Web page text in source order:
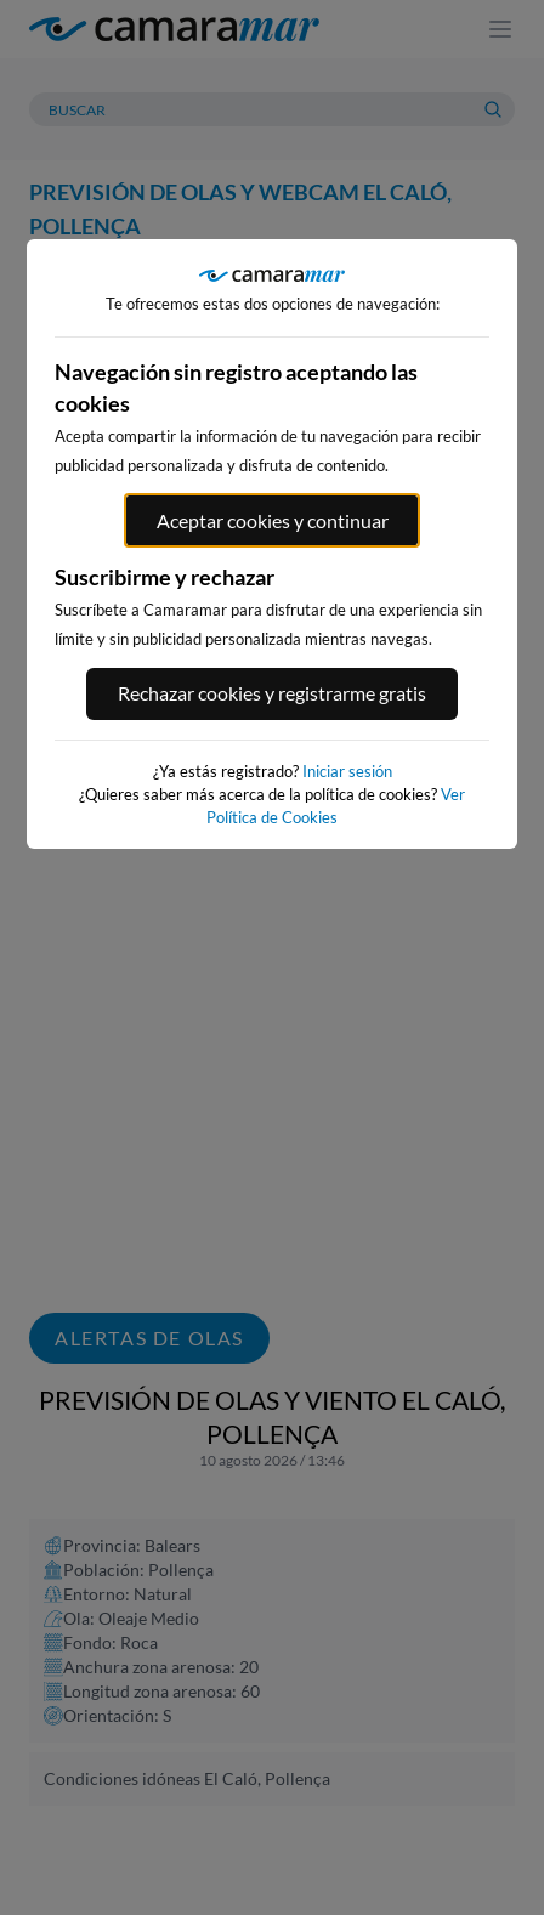
PREVISIÓN DE OLAS Y WEBCAM EL CALÓ,
POLLENÇA
PREVISIÓN METEOROLOGÍA
WEBCAM EL CALÓ, POLLENÇA
WEBCAMS CERCANAS
PORT ANDRATX
74km · Andratx
PLAYA DE SITGES
0.1 m CHOPI
ALERTAS DE OLAS
PREVISIÓN DE OLAS Y VIENTO EL CALÓ,
POLLENÇA
10 agosto 2026 / 13:46
Provincia: Balears
Población: Pollença
Entorno: Natural
Ola: Oleaje Medio
Fondo: Roca
Anchura zona arenosa: 20
Longitud zona arenosa: 60
Orientación: S
Condiciones idóneas El Caló, Pollença
Te ofrecemos estas dos opciones de navegación:
Navegación sin registro aceptando las
cookies
Acepta compartir la información de tu navegación para recibir
publicidad personalizada y disfruta de contenido.
Aceptar cookies y continuar
Suscribirme y rechazar
Suscríbete a Camaramar para disfrutar de una experiencia sin
límite y sin publicidad personalizada mientras navegas.
Rechazar cookies y registrarme gratis
¿Ya estás registrado? Iniciar sesión
¿Quieres saber más acerca de la política de cookies?Ver
Política de Cookies